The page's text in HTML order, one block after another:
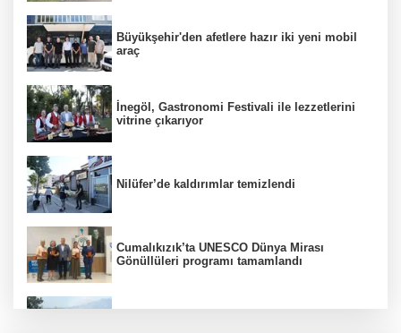
Büyükşehir'den afetlere hazır iki yeni mobil
araç
İnegöl, Gastronomi Festivali ile lezzetlerini
vitrine çıkarıyor
Nilüfer’de kaldırımlar temizlendi
Cumalıkızık’ta UNESCO Dünya Mirası
Gönüllüleri programı tamamlandı